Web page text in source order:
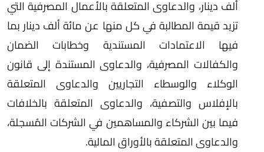
ألف دينار، والدعاوى المتعلقة بالأعمال المصرفية التي
تزيد قيمة المطالبة في كل منها عن مائة ألف دينار بما
فيها الاعتمادات المستندية وخطابات الضمان
والكفالات المصرفية، والدعاوى المستندة إلى قانون
الوكلاء والوسطاء التجاريين والدعاوى المتعلقة
بالإفلاس والتصفية، والدعاوى المتعلقة بالخلافات
فيما بين الشركاء والمساهمين في الشركات المُسجلة،
والدعاوى المتعلقة بالأوراق المالية.